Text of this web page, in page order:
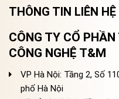
THÔNG TIN LIÊN HỆ
CÔNG TY CỔ
CÔNG NGHỆ T&M
VP Hà Nội: Tầng 2, Số
phố Hà Nội